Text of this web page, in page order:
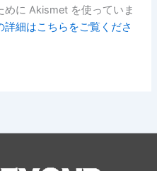
に Akismet を使っていま
細はこちらをご覧くださ